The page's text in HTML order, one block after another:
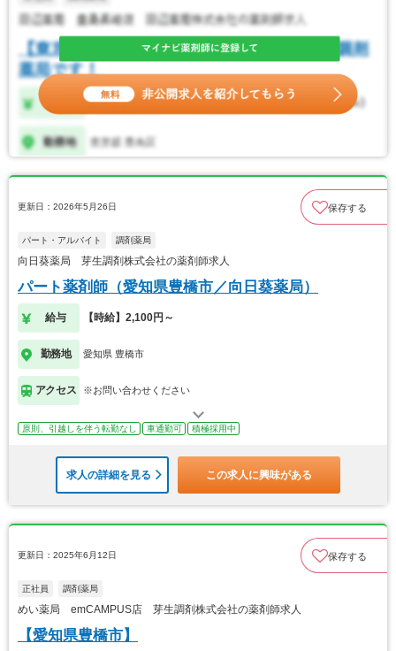
更新日：2026年5月26日 保存する
パート・アルバイト 調剤薬局
向日葵薬局 芽生調剤株式会社の薬剤師求人
パート薬剤師（愛知県豊橋市／向日葵薬局）
給与 【時給】2,100円～
勤務地 愛知県 豊橋市
アクセス ※お問い合わせください
原則、引越しを伴う転勤なし 車通勤可 積極採用中
求人の詳細を見る この求人に興味がある
更新日：2025年6月12日 保存する
正社員 調剤薬局
めい薬局 emCAMPUS店 芽生調剤株式会社の薬剤師求人
【愛知県豊橋市】